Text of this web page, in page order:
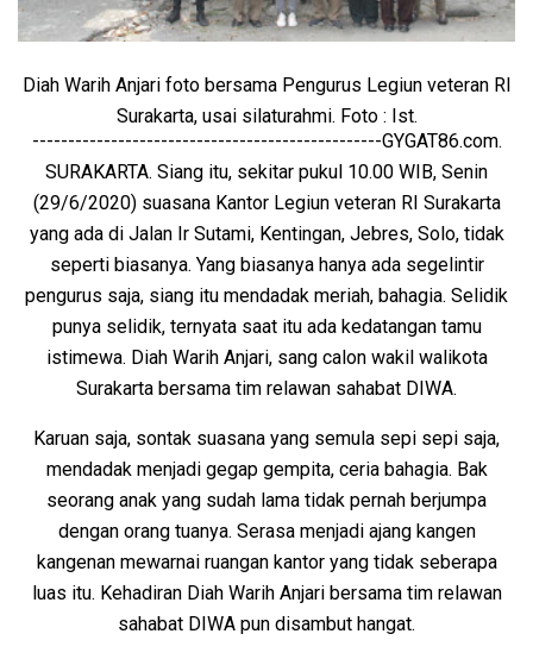
Diah Warih Anjari foto bersama Pengurus Legiun veteran RI
Surakarta, usai silaturahmi. Foto : Ist.
-------------------------------------------------GYGAT86.com.
SURAKARTA. Siang itu, sekitar pukul 10.00 WIB, Senin
(29/6/2020) suasana Kantor Legiun veteran RI Surakarta
yang ada di Jalan Ir Sutami, Kentingan, Jebres, Solo, tidak
seperti biasanya. Yang biasanya hanya ada segelintir
pengurus saja, siang itu mendadak meriah, bahagia. Selidik
punya selidik, ternyata saat itu ada kedatangan tamu
istimewa. Diah Warih Anjari, sang calon wakil walikota
Surakarta bersama tim relawan sahabat DIWA.
Karuan saja, sontak suasana yang semula sepi sepi saja,
mendadak menjadi gegap gempita, ceria bahagia. Bak
seorang anak yang sudah lama tidak pernah berjumpa
dengan orang tuanya. Serasa menjadi ajang kangen
kangenan mewarnai ruangan kantor yang tidak seberapa
luas itu. Kehadiran Diah Warih Anjari bersama tim relawan
sahabat DIWA pun disambut hangat.